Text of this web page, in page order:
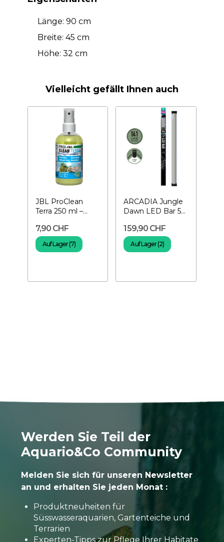
Länge: 90 cm
Breite: 45 cm
Höhe: 32 cm
Vielleicht gefällt Ihnen auch
JBL ProClean
Terra 250 ml –
7,90 CHF
Auf Lager (7)
ARCADIA Jungle
Dawn LED Bar 51
terrarium
159,90 CHF
Auf Lager (2)
Werden Sie Teil der
Aquario&Co Community
Melden Sie sich für unseren Newsletter
an und erhalten Sie jeden Monat :
Produktneuheiten für
Süsswasseraquarien, Gartenteiche und
Terrarien
Experten-Tipps zur Pflege Ihrer Habitate